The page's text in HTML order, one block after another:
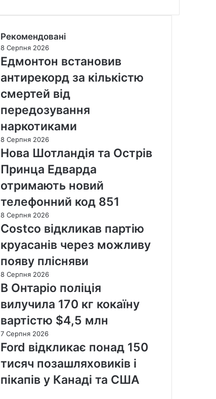
Рекомендовані
8 Серпня 2026
Едмонтон встановив
антирекорд за кількістю
смертей від
передозування
наркотиками
8 Серпня 2026
Нова Шотландія та Острів
Принца Едварда
отримають новий
телефонний код 851
8 Серпня 2026
Costco відкликав партію
круасанів через можливу
появу плісняви
8 Серпня 2026
В Онтаріо поліція
вилучила 170 кг кокаїну
вартістю $4,5 млн
7 Серпня 2026
Ford відкликає понад 150
тисяч позашляховиків і
пікапів у Канаді та США